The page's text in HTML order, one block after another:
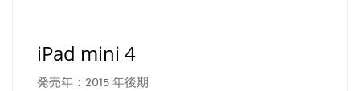
iPad mini 4
発売年：2015 年後期